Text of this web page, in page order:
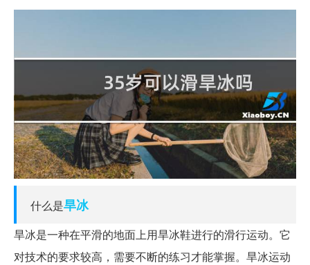
什么是旱冰
旱冰是一种在平滑的地面上用旱冰鞋进行的滑行运动。它
对技术的要求较高，需要不断的练习才能掌握。旱冰运动